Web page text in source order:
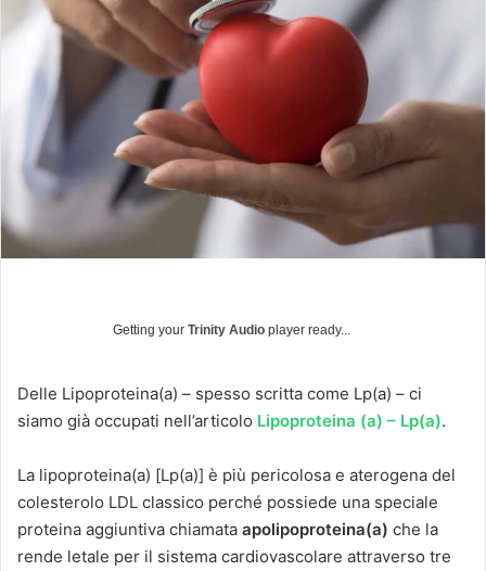
i
a
u
e
m
Getting your Trinity Audio player ready...
Delle Lipoproteina(a) – spesso scritta come Lp(a) – ci
siamo già occupati nell’articolo Lipoproteina (a) – Lp(a).
La lipoproteina(a) [Lp(a)] è più pericolosa e aterogena del
colesterolo LDL classico perché possiede una speciale
proteina aggiuntiva chiamata apolipoproteina(a) che la
rende letale per il sistema cardiovascolare attraverso tre